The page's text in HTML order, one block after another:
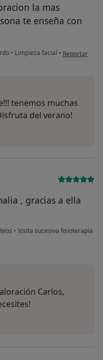
la mas
te enseña con
• Limpieza facial • en opinión
Reportar
tenemos muchas
del verano!
, gracias a ella
• Visita sucesiva fisioterapia
Carlos,